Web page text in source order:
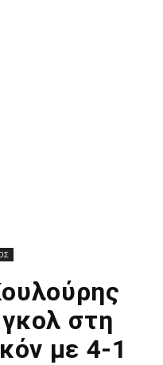
στη
με 4-1